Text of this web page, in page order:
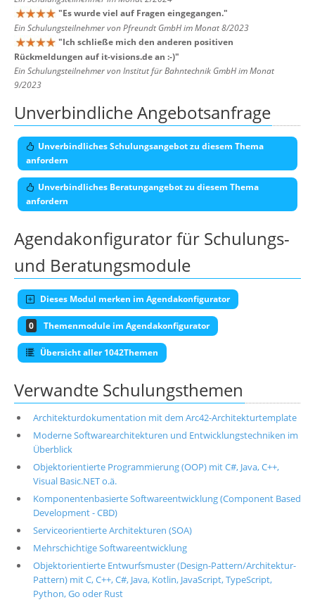
"Es wurde viel auf Fragen eingegangen."
Ein Schulungsteilnehmer von Pfreundt GmbH im Monat 8/2023
"Ich schließe mich den anderen positiven
Rückmeldungen auf it-visions.de an :-)"
Ein Schulungsteilnehmer von Institut für Bahntechnik GmbH im Monat
9/2023
Unverbindliche Angebotsanfrage
Unverbindliches Schulungsangebot zu diesem Thema
anfordern
Unverbindliches Beratungangebot zu diesem Thema
anfordern
Agendakonfigurator für Schulungs-
und Beratungsmodule
Dieses Modul merken im Agendakonfigurator
0 Themenmodule im Agendakonfigurator
Übersicht aller 1042Themen
Verwandte Schulungsthemen
Architekturdokumentation mit dem Arc42-Architekturtemplate
Moderne Softwarearchitekturen und Entwicklungstechniken im
Überblick
Objektorientierte Programmierung (OOP) mit C#, Java, C++,
Visual Basic.NET o.ä.
Komponentenbasierte Softwareentwicklung (Component Based
Development - CBD)
Serviceorientierte Architekturen (SOA)
Mehrschichtige Softwareentwicklung
Objektorientierte Entwurfsmuster (Design-Pattern/Architektur-
Pattern) mit C, C++, C#, Java, Kotlin, JavaScript, TypeScript,
Python, Go oder Rust